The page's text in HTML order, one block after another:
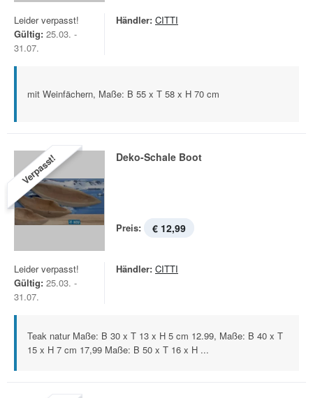
Leider verpasst!
Gültig: 25.03. -
31.07.
Händler: CITTI
mit Weinfächern, Maße: B 55 x T 58 x H 70 cm
Verpasst! Deko-Schale Boot
Preis: € 12,99
Leider verpasst!
Gültig: 25.03. -
31.07.
Händler: CITTI
Teak natur Maße: B 30 x T 13 x H 5 cm 12.99, Maße: B 40 x T
15 x H 7 cm 17,99 Maße: B 50 x T 16 x H ...